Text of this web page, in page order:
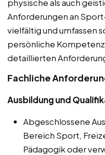
physische als auch
Anforderungen an
vielfältig und umfassen
persönliche
detaillierten
Fachliche
Ausbildung und
Abgeschlossene
Bereich Sport,
Pädagogik oder